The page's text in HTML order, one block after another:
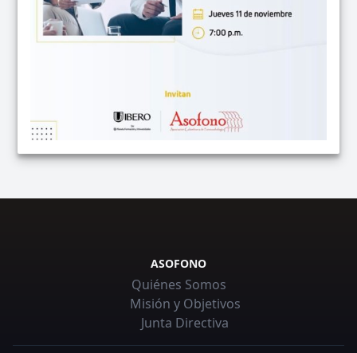
ASOFONO
Quiénes Somos
Misión y Objetivos
Junta Directiva